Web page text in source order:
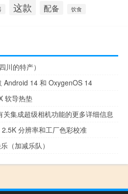
这款 配备 饮食
川的特产）
Android 14 和 OxygenOS 14
软导热垫
集成超级相机功能的更多详细信息
分辨率和工厂色彩校准
（加减乐队）